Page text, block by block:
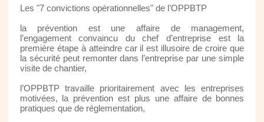
Les "7 convictions opérationnelles" de l’OPPBTP
la prévention est une affaire de management,
l’engagement convaincu du chef d’entreprise est la
première étape à atteindre car il est illusoire de croire que
la sécurité peut remonter dans l’entreprise par une simple
visite de chantier,
l’OPPBTP travaille prioritairement avec les entreprises
motivées, la prévention est plus une affaire de bonnes
pratiques que de réglementation,